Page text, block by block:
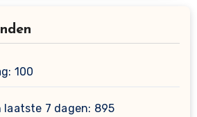
100
7 dagen: 895